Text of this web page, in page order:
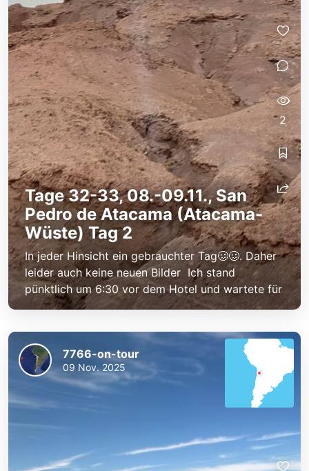
Tage 32-33, 08.-09.11., San
Pedro de Atacama (Atacama-
Wüste) Tag 2
In jeder Hinsicht ein gebrauchter Tag🥴🥴. Daher
leider auch keine neuen Bilder Ich stand
pünktlich um 6:30 vor dem Hotel und wartete für
2
7766-on-tour
09 Nov. 2025